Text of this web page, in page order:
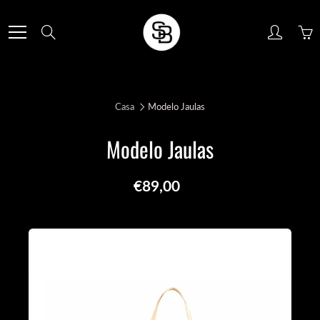
to
Content
Casa Modelo Jaulas
Modelo Jaulas
€89,00